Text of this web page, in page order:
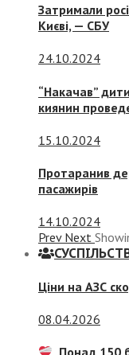
Затримали
Києві, — СБУ
24.10.2024
“Накачав”
киянин
15.10.2024
Протаранив
пасажирів
14.10.2024
Prev Next
Ціни на АЗС
08.04.2026